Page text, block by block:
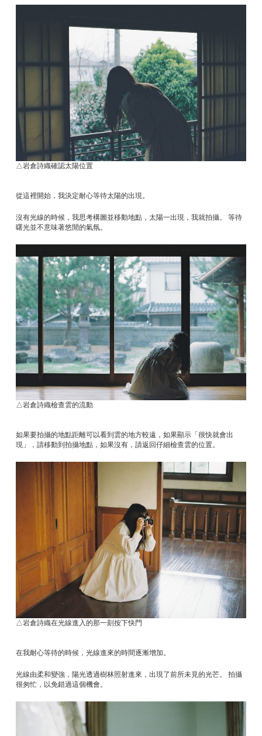
△岩倉詩織確認太陽位置
從這裡開始，我決定耐心等待太陽的出現。
沒有光線的時候，我思考構圖並移動地點，太陽一出現，我就拍攝。 等待
曙光並不意味著悠閒的氣氛。
△岩倉詩織檢查雲的流動
如果要拍攝的地點距離可以看到雲的地方較遠，如果顯示「很快就會出
現」，請移動到拍攝地點，如果沒有，請返回仔細檢查雲的位置。
△岩倉詩織在光線進入的那一刻按下快門
在我耐心等待的時候，光線進來的時間逐漸增加。
光線由柔和變強，陽光透過樹林照射進來，出現了前所未見的光芒。 拍攝
很匆忙，以免錯過這個機會。